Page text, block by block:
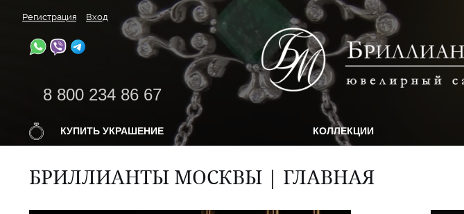
Регистрация Вход
8 800 234 86 67
КУПИТЬ УКРАШЕНИЕ КОЛЛЕКЦИИ
БРИЛЛИАНТЫ МОСКВЫ | ГЛАВНАЯ